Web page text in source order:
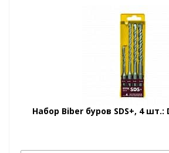
Набор Biber буров SDS+, 4 шт.: